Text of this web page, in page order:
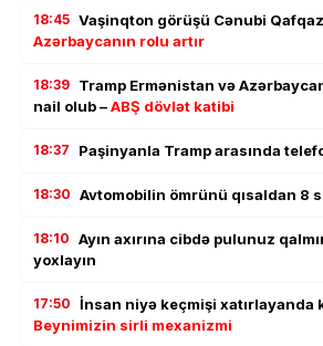
18:45 Vaşinqton görüşü Cənubi
Azərbaycanın rolu artır
18:39 Tramp Ermənistan və
nail olub –ABŞ dövlət katibi
18:37 Paşinyanla Tramp arasında
18:30 Avtomobilin ömrünü qısaldan 8
18:10 Ayın axırına cibdə pulunuz
yoxlayın
17:50 İnsan niyə keçmişi xatırlayanda
Beynimizin sirli mexanizmi